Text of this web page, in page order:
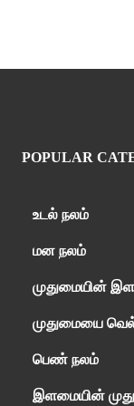
POPULAR
உடல் நலம்
மன நலம்
முதுமையின்
முதுமையை
பெண் நலம்
இளமையின்